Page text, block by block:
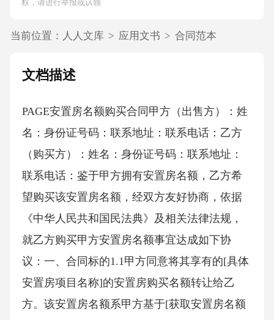
权，请进行举报或认领
当前位置： 人人文库 > 应用文书 > 合同范本
文档描述
PAGE安置房名额购买合同甲方（出售方）：姓
名：身份证号码：联系地址：联系电话：乙方
（购买方）：姓名：身份证号码：联系地址：
联系电话：鉴于甲方拥有安置房名额，乙方希
望购买该安置房名额，经双方友好协商，依据
《中华人民共和国民法典》及相关法律法规，
就乙方购买甲方安置房名额事宜达成如下协
议：一、合同标的1.1甲方同意将其享有的[具体
安置房项目名称]的安置房购买名额转让给乙
方。该安置房名额系甲方基于[获取安置房名额